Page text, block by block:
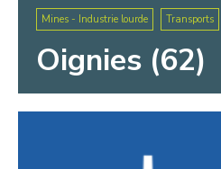
Mines - Industrie lourde Transports
Oignies (62)